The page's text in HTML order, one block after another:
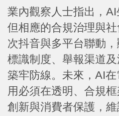
業內觀察人士指出，AI
但相應的合規治理與
次抖音與多平台聯動
標識制度、舉報渠道
築牢防線。未來，AI
用必須在透明、合規
創新與消費者保護，